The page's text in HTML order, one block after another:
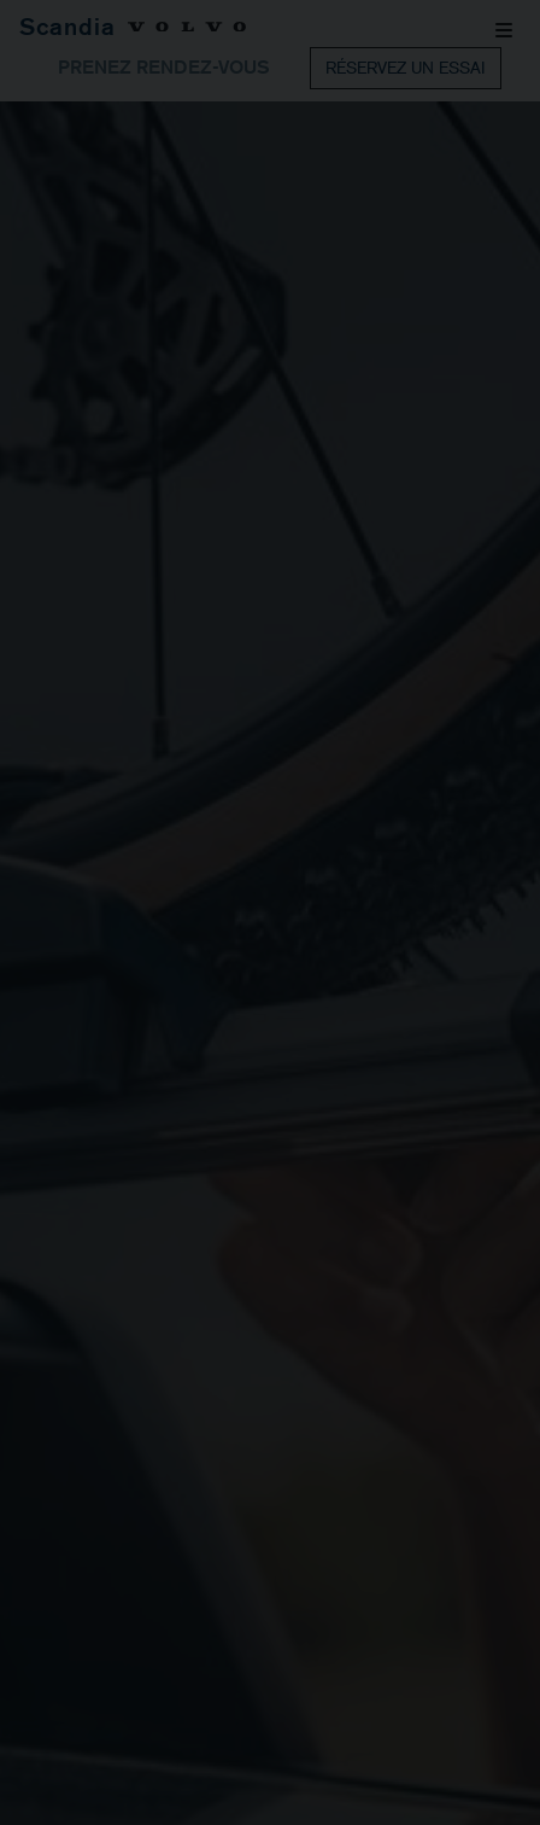
Scandia
PRENEZ RENDEZ-VOUS RÉSERVEZ UN ESSAI